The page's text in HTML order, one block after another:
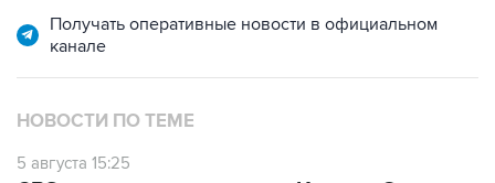
НОВОСТИ ПО ТЕМЕ
5 августа 15:25
предусматривает плату за проход Ормуза